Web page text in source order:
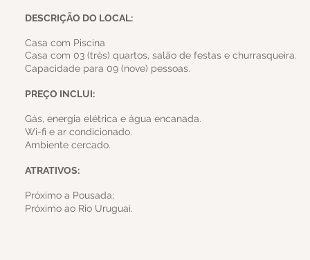
DESCRIÇÃO DO LOCAL:
Casa com Piscina
Casa com 03 (três) quartos, salão de festas e churrasqueira.
Capacidade para 09 (nove) pessoas.
PREÇO INCLUI:
Gás, energia elétrica e água encanada.
Wi-fi e ar condicionado.
Ambiente cercado.
ATRATIVOS:
Próximo a Pousada;
Próximo ao Rio Uruguai.